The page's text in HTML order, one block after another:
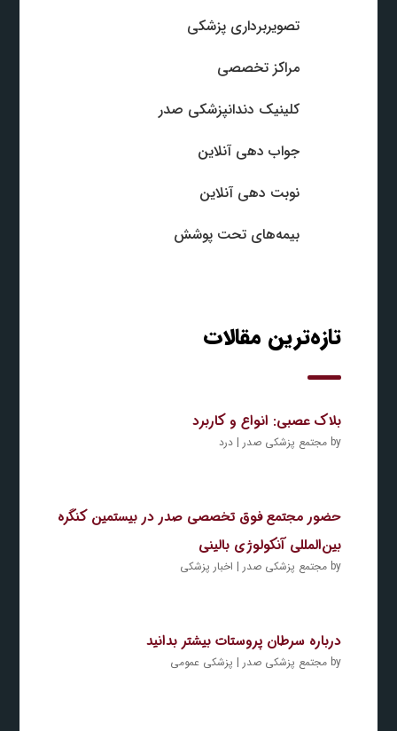
تصویربرداری پزشکی
مراکز تخصصی
کلینیک دندانپزشکی صدر
جواب‌ دهی آنلاین
نوبت‌ دهی آنلاین
بیمه‌های تحت پوشش
تازه‌ترین مقالات
بلاک عصبی: انواع و کاربرد
by مجتمع پزشکی صدر| درد
حضور مجتمع فوق تخصصی صدر در بیستمین کنگره
بین‌المللی آنکولوژی بالینی
by مجتمع پزشکی صدر| اخبار پزشکی
درباره سرطان پروستات بیشتر بدانید
by مجتمع پزشکی صدر| پزشکی عمومی